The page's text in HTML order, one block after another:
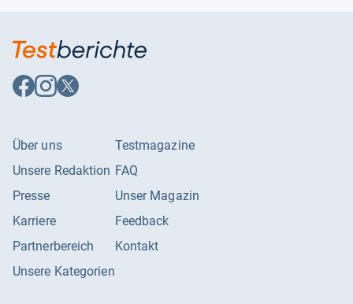
Auf
Facebook
Auf
Instagram
Auf
X
Über uns
Unsere Redaktion
Presse
Karriere
Partnerbereich
Unsere Kategorien
Testmagazine
FAQ
Unser Magazin
Feedback
Kontakt